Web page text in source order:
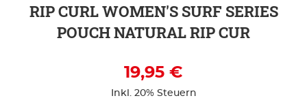
RIP CURL WOMEN'S SURF SERIES
POUCH NATURAL RIP CUR
19,95 €
Inkl. 20% Steuern